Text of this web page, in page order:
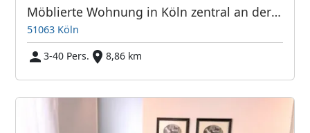
Möblierte Wohnung in Köln zentral an der Messe
51063 Köln
3-40 Pers.
8,86 km